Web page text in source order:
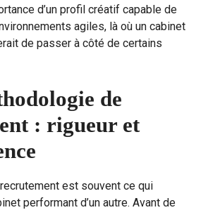
d’un profil créatif capable de
agiles, là où un cabinet
de passer à côté de certains
de
: rigueur et
est souvent ce qui
performant d’un autre. Avant de